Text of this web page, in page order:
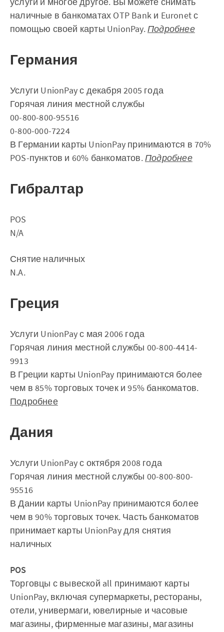
наличные в банкоматах OTP Bank и Euronet с
помощью своей карты UnionPay.Подробнее
Германия
Услуги UnionPay с декабря 2005 года
Горячая линия местной службы
00-800-800-95516
0-800-000-7224
В Германии карты UnionPay принимаются в 70%
POS-пунктов и 60% банкоматов.Подробнее
Гибралтар
POS
N/A
Снятие наличных
N.A.
Греция
Услуги UnionPay с мая 2006 года
Горячая линия местной службы 00-800-4414-
9913
В Греции карты UnionPay принимаются более
чем в 85% торговых точек и 95% банкоматов.
Подробнее
Дания
Услуги UnionPay с октября 2008 года
Горячая линия местной службы 00-800-800-
95516
В Дании карты UnionPay принимаются более
чем в 90% торговых точек. Часть банкоматов
принимает карты UnionPay для снятия
наличных
POS
Торговцы с вывеской all принимают карты
UnionPay, включая супермаркеты, рестораны,
отели, универмаги, ювелирные и часовые
магазины, фирменные магазины, магазины